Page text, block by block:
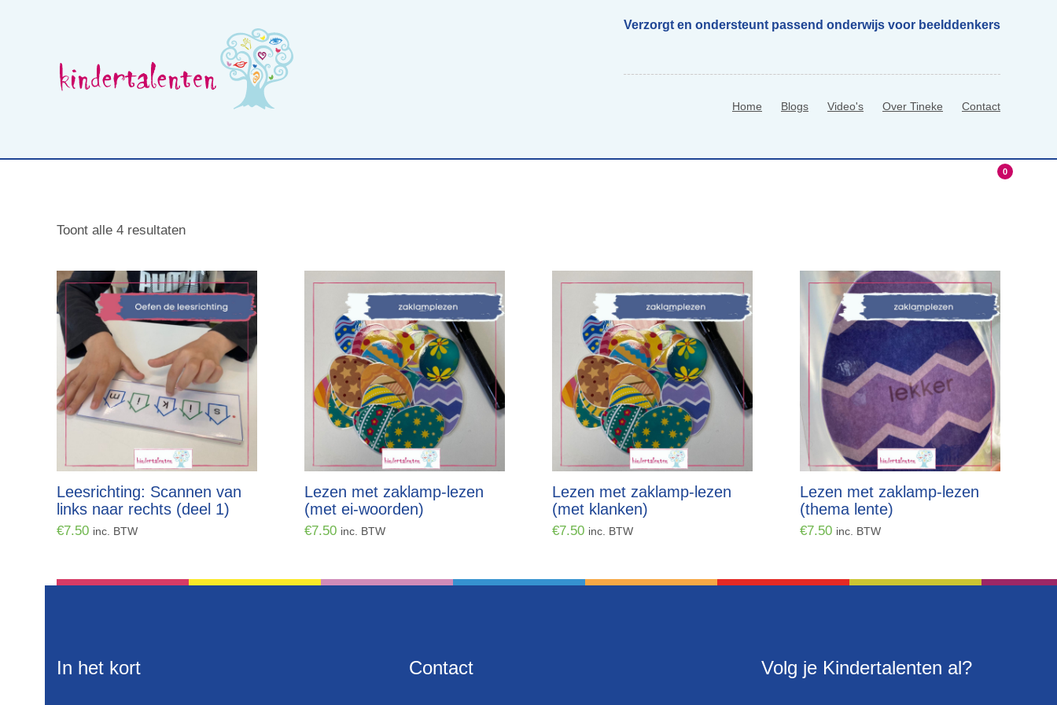
Verzorgt en ondersteunt passend onderwijs voor beelddenkers
Home Blogs Video's Over Tineke Contact
0
Toont alle 4 resultaten
Leesrichting: Scannen van
links naar rechts (deel 1)
€7.50 inc. BTW
Lezen met zaklamp-lezen
(met ei-woorden)
€7.50 inc. BTW
Lezen met zaklamp-lezen
(met klanken)
€7.50 inc. BTW
Lezen met zaklamp-lezen
(thema lente)
€7.50 inc. BTW
In het kort Contact Volg je Kindertalenten al?